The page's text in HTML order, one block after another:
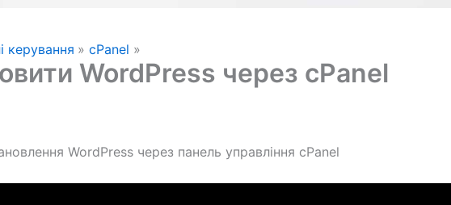
керування cPanel
WordPress через cPanel
WordPress через панель управління cPanel